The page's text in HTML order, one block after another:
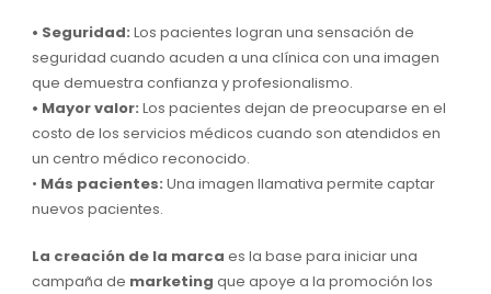
• Seguridad: Los pacientes logran una sensación de
seguridad cuando acuden a una clínica con una imagen
que demuestra confianza y profesionalismo.
• Mayor valor: Los pacientes dejan de preocuparse en el
costo de los servicios médicos cuando son atendidos en
un centro médico reconocido.
• Más pacientes: Una imagen llamativa permite captar
nuevos pacientes.
La creación de la marca es la base para iniciar una
campaña de marketing que apoye a la promoción los